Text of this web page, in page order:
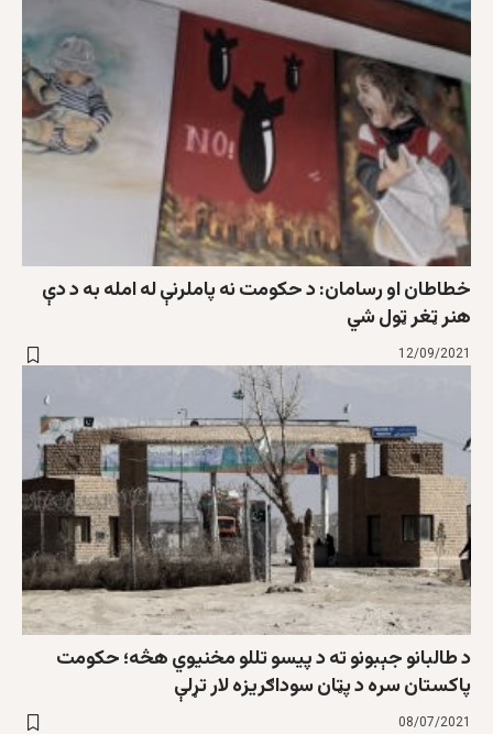
خطاطان او رسامان: د حکومت نه پاملرنې له امله به د دې
هنر ټغر ټول شي
12/09/2021
د طالبانو جېبونو ته د پیسو تللو مخنیوي هڅه؛ حکومت
پاکستان سره د پټان سوداګریزه لار تړلې
08/07/2021